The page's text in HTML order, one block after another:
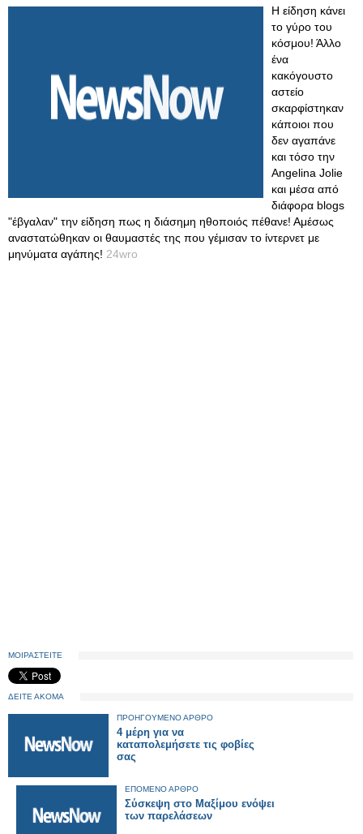
Η είδηση κάνει
το γύρο του
κόσμου! Άλλο
ένα
κακόγουστο
αστείο
σκαρφίστηκαν
κάποιοι που
δεν αγαπάνε
και τόσο την
Angelina Jolie
και μέσα από
διάφορα blogs
"έβγαλαν" την είδηση πως η διάσημη ηθοποιός πέθανε! Αμέσως
αναστατώθηκαν οι θαυμαστές της που γέμισαν το ίντερνετ με
μηνύματα αγάπης! 24wro
ΜΟΙΡΑΣΤΕΙΤΕ
ΔΕΙΤΕ ΑΚΟΜΑ
ΠΡΟΗΓΟΥΜΕΝΟ ΑΡΘΡΟ
4 μέρη για να
καταπολεμήσετε τις φοβίες
σας
ΕΠΟΜΕΝΟ ΑΡΘΡΟ
Σύσκεψη στο Μαξίμου ενόψει
των παρελάσεων